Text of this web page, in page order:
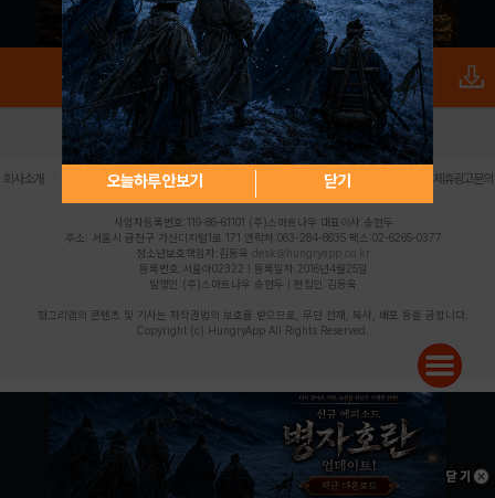
오늘하루 안보기 닫기
로그인 PC버전 전체앱
회사소개 | 개인정보 처리방침 불법촬영물 신고센터 제휴광고문의
사업자등록번호:119-86-61101 (주)스마트나우 대표이사:송현두
주소: 서울시 금천구 가산디지털1로 171 연락처:063-284-8635 팩스:02-6265-0377
청소년보호책임자:김동욱 desk@hungryapp.co.kr
등록번호:서울아02322 | 등록일자:2016년4월25일
발행인:(주)스마트나우 송현두 | 편집인:김동욱
헝그리앱의 콘텐츠 및 기사는 저작권법의 보호를 받으므로, 무단 전재, 복사, 배포 등을 금합니다.
Copyright (c) HungryApp All Rights Reserved.